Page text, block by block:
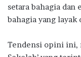
setara bahagia dan
bahagia yang layak
Tendensi opini ini,